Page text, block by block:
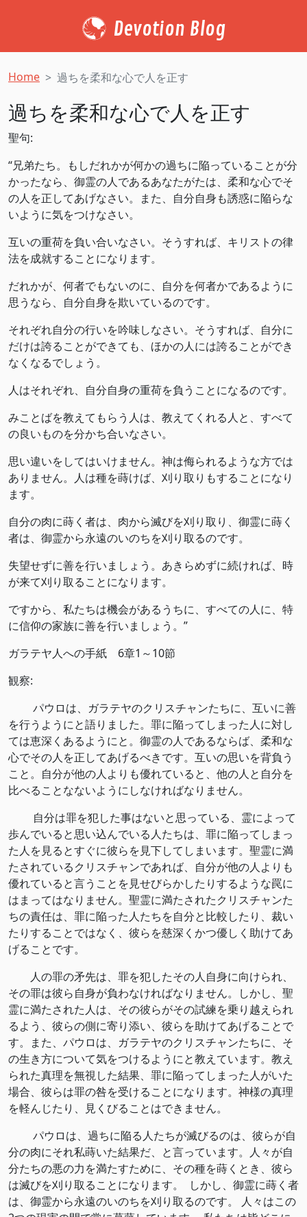
Devotion Blog
Home 過ちを柔和な心で人を正す
過ちを柔和な心で人を正す
聖句:
“兄弟たち。もしだれかが何かの過ちに陥っていることが分
かったなら、御霊の人であるあなたがたは、柔和な心でそ
の人を正してあげなさい。また、自分自身も誘惑に陥らな
いように気をつけなさい。
互いの重荷を負い合いなさい。そうすれば、キリストの律
法を成就することになります。
だれかが、何者でもないのに、自分を何者かであるように
思うなら、自分自身を欺いているのです。
それぞれ自分の行いを吟味しなさい。そうすれば、自分に
だけは誇ることができても、ほかの人には誇ることができ
なくなるでしょう。
人はそれぞれ、自分自身の重荷を負うことになるのです。
みことばを教えてもらう人は、教えてくれる人と、すべて
の良いものを分かち合いなさい。
思い違いをしてはいけません。神は侮られるような方では
ありません。人は種を蒔けば、刈り取りもすることになり
ます。
自分の肉に蒔く者は、肉から滅びを刈り取り、御霊に蒔く
者は、御霊から永遠のいのちを刈り取るのです。
失望せずに善を行いましょう。あきらめずに続ければ、時
が来て刈り取ることになります。
ですから、私たちは機会があるうちに、すべての人に、特
に信仰の家族に善を行いましょう。”
ガラテヤ人への手紙 6章1～10節
観察:
パウロは、ガラテヤのクリスチャンたちに、互いに善
を行うようにと語りました。罪に陥ってしまった人に対し
ては恵深くあるようにと。御霊の人であるならば、柔和な
心でその人を正してあげるべきです。互いの思いを背負う
こと。自分が他の人よりも優れていると、他の人と自分を
比べることなないようにしなければなりません。
自分は罪を犯した事はないと思っている、霊によって
歩んでいると思い込んでいる人たちは、罪に陥ってしまっ
た人を見るとすぐに彼らを見下してしまいます。聖霊に満
たされているクリスチャンであれば、自分が他の人よりも
優れていると言うことを見せびらかしたりするような罠に
はまってはなりません。聖霊に満たされたクリスチャンた
ちの責任は、罪に陥った人たちを自分と比較したり、裁い
たりすることではなく、彼らを慈深くかつ優しく助けてあ
げることです。
人の罪の矛先は、罪を犯したその人自身に向けられ、
その罪は彼ら自身が負わなければなりません。しかし、聖
霊に満たされた人は、その彼らがその試練を乗り越えられ
るよう、彼らの側に寄り添い、彼らを助けてあげることで
す。また、パウロは、ガラテヤのクリスチャンたちに、そ
の生き方について気をつけるようにと教えています。教え
られた真理を無視した結果、罪に陥ってしまった人がいた
場合、彼らは罪の咎を受けることになります。神様の真理
を軽んじたり、見くびることはできません。
パウロは、過ちに陥る人たちが滅びるのは、彼らが自
分の肉にそれ私蒔いた結果だ、と言っています。人々が自
分たちの悪の力を満たすために、その種を蒔くとき、彼ら
は滅びを刈り取ることになります。 しかし、御霊に蒔く者
は、御霊から永遠のいのちを刈り取るのです。 人々はこの